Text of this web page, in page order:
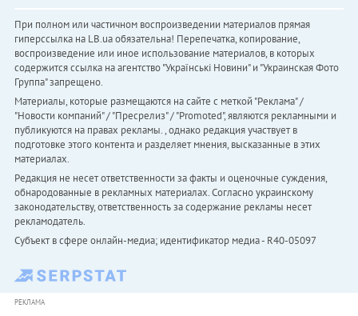
При полном или частичном воспроизведении материалов прямая
гиперссылка на LB.ua обязательна! Перепечатка, копирование,
воспроизведение или иное использование материалов, в которых
содержится ссылка на агентство "Українськi Новини" и "Украинская Фото
Группа" запрещено.
Материалы, которые размещаются на сайте с меткой "Реклама" /
"Новости компаний" / "Пресрелиз" / "Promoted", являются рекламными и
публикуются на правах рекламы. , однако редакция участвует в
подготовке этого контента и разделяет мнения, высказанные в этих
материалах.
Редакция не несет ответственности за факты и оценочные суждения,
обнародованные в рекламных материалах. Согласно украинскому
законодательству, ответственность за содержание рекламы несет
рекламодатель.
Субъект в сфере онлайн-медиа; идентификатор медиа - R40-05097
РЕКЛАМА